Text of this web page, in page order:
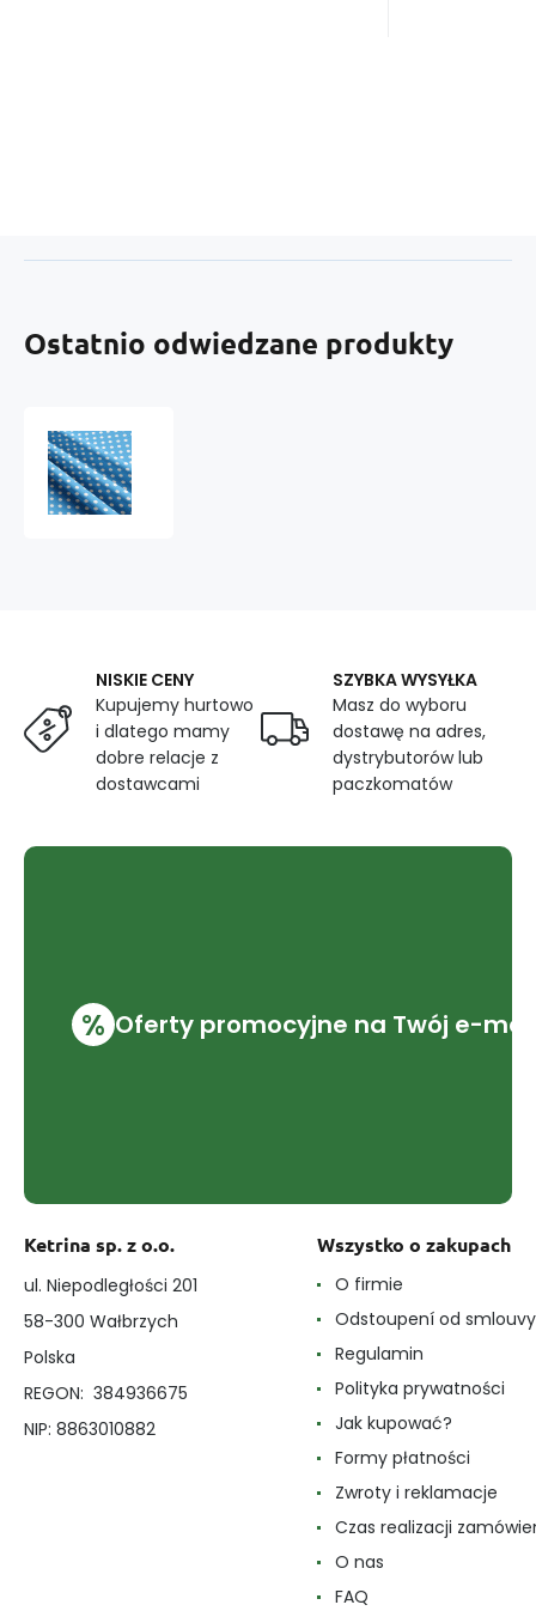
Ostatnio odwiedzane produkty
NISKIE CENY
Kupujemy hurtowo
i dlatego mamy
dobre relacje z
dostawcami
SZYBKA WYSYŁKA
Masz do wyboru
dostawę na adres,
dystrybutorów lub
paczkomatów
% Oferty promocyjne na Twój e-mail
Ketrina sp. z o.o.
ul. Niepodległości 201
58-300 Wałbrzych
Polska
REGON: 384936675
NIP: 8863010882
Wszystko o zakupach
O firmie
Odstoupení od smlouvy
Regulamin
Polityka prywatności
Jak kupować?
Formy płatności
Zwroty i reklamacje
Czas realizacji
O nas
FAQ